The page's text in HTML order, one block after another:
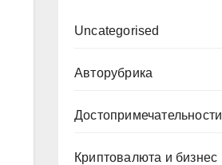
Uncategorised
Авторубрика
Достопримечательности
Криптовалюта и бизнес